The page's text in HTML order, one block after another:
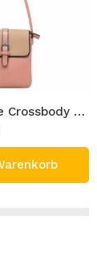
Damentasche Crossbody Tasche Kleine Umhängetasche Zweifarbig Rosa Beige Design ZOYA